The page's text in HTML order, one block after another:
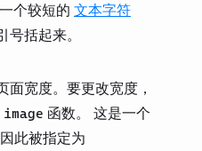
个较短的 文本字符
号括起来。
面宽度。要更改宽度，
image 函数。 这是一个
此被指定为